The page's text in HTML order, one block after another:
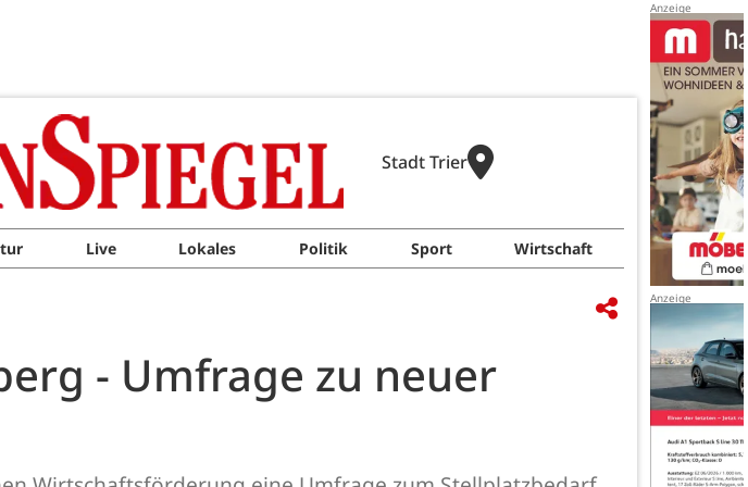
Stadt Trier
Live Lokales Politik Sport Wirtschaft
- Umfrage zu neuer